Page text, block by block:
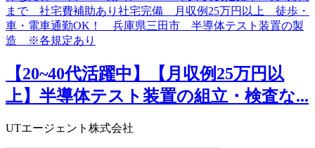
【20~40代活躍中】【月収例25万円以
上】半導体テスト装置の組立・検査な...
UTエージェント株式会社